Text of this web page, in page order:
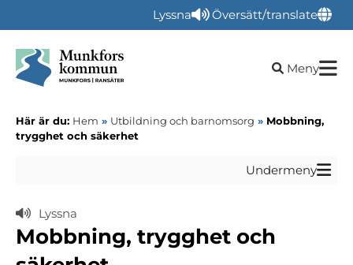
Lyssna Översätt/translate
Öppna
Meny
Här är du: Hem » Utbildning och barnomsorg » Mobbning,
trygghet och säkerhet
Undermeny
Lyssna
Mobbning, trygghet och